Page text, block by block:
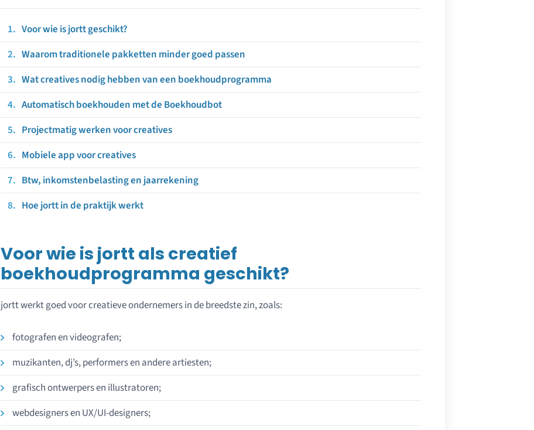
Voor wie is jortt geschikt?
Waarom traditionele pakketten minder goed passen
Wat creatives nodig hebben van een boekhoudprogramma
Automatisch boekhouden met de Boekhoudbot
Projectmatig werken voor creatives
Mobiele app voor creatives
Btw, inkomstenbelasting en jaarrekening
Hoe jortt in de praktijk werkt
Voor wie is jortt als creatief
boekhoudprogramma geschikt?
jortt werkt goed voor creatieve ondernemers in de breedste zin, zoals:
fotografen en videografen;
muzikanten, dj’s, performers en andere artiesten;
grafisch ontwerpers en illustratoren;
webdesigners en UX/UI-designers;